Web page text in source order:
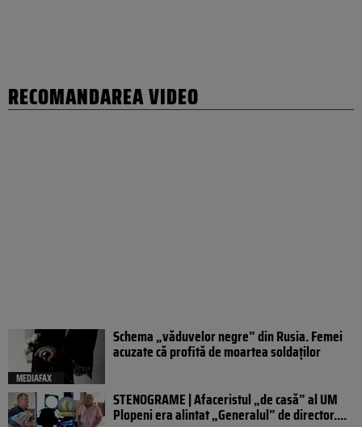
RECOMANDAREA VIDEO
MEDIAFAX
Schema „văduvelor negre” din Rusia. Femei
acuzate că profită de moartea soldaților
STENOGRAME | Afaceristul „de casă” al UM
Plopeni era alintat „Generalul” de director....